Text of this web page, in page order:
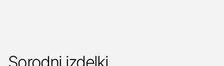
Sorodni izdelki